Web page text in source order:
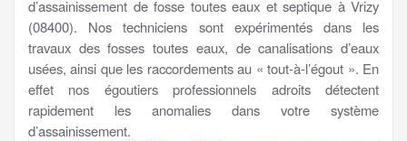
d’assainissement de fosse toutes eaux et septique à Vrizy
(08400). Nos techniciens sont expérimentés dans les
travaux des fosses toutes eaux, de canalisations d’eaux
usées, ainsi que les raccordements au « tout-à-l’égout ». En
effet nos égoutiers professionnels adroits détectent
rapidement les anomalies dans votre système
d’assainissement.